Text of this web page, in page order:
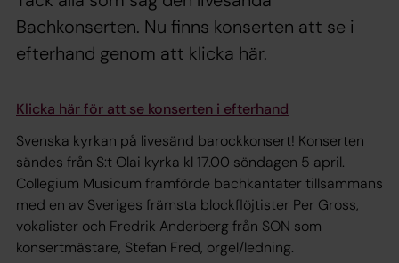
Bachkonserten. Nu finns konserten att se i
efterhand genom att klicka här.
Klicka här för att se konserten i efterhand
Svenska kyrkan på livesänd barockkonsert! Konserten
sändes från S:t Olai kyrka kl 17.00 söndagen 5 april.
Collegium Musicum framförde bachkantater tillsammans
med en av Sveriges främsta blockflöjtister Per Gross,
vokalister och Fredrik Anderberg från SON som
konsertmästare, Stefan Fred, orgel/ledning.